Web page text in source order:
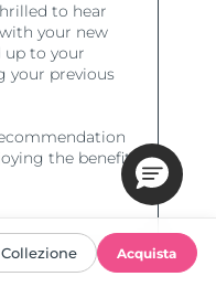
Collezione Acquista